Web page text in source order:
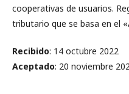
cooperativas de usuarios.
tributario que se basa en el
Recibido: 14 octubre 2022
Aceptado: 20 noviembre